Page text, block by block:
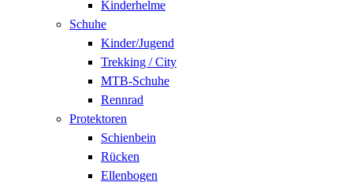
Kinderhelme
Schuhe
Kinder/Jugend
Trekking / City
MTB-Schuhe
Rennrad
Protektoren
Schienbein
Rücken
Ellenbogen